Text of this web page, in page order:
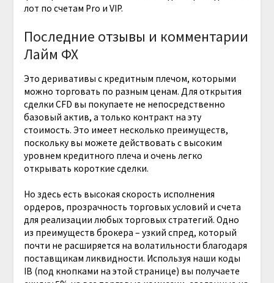
лот по счетам Pro и VIP.
Последние отзывы и комментарии
Лайм ФХ
Это деривативы с кредитным плечом, которыми
можно торговать по разным ценам. Для открытия
сделки CFD вы покупаете не непосредственно
базовый актив, а только контракт на эту
стоимость. Это имеет несколько преимуществ,
поскольку вы можете действовать с высоким
уровнем кредитного плеча и очень легко
открывать короткие сделки.
Но здесь есть высокая скорость исполнения
ордеров, прозрачность торговых условий и счета
для реализации любых торговых стратегий. Одно
из преимуществ брокера – узкий спред, который
почти не расширяется на волатильности благодаря
поставщикам ликвидности. Используя наши коды
IB (под кнопками на этой странице) вы получаете